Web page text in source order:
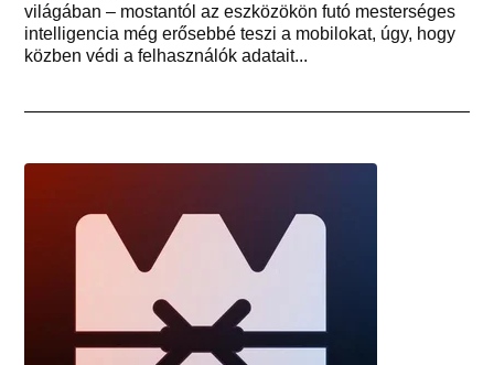
világában – mostantól az eszközökön futó mesterséges
intelligencia még erősebbé teszi a mobilokat, úgy, hogy
közben védi a felhasználók adatait...